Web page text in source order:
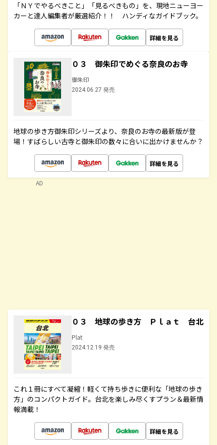
「ＮＹでやるべきこと」「見るべきもの」を、現地ニューヨー
カーと達人編集者が厳選紹介！！ ハンディなガイドブック。
詳細を見る
０３ 御朱印でめぐる奈良のお寺
御朱印
2024.06.27 発売
地球の歩き方御朱印シリーズより、奈良のお寺の最新版が登
場！すばらしい古寺と御朱印の数々に合いに出かけませんか？
詳細を見る
０３ 地球の歩き方 Ｐｌａｔ 台北
Plat
2024.12.19 発売
これ１冊にすべて凝縮！軽くて持ち歩きに便利な「地球の歩き
方」のコンパクトガイド。台北を楽しみ尽くすプラン＆最新情
報満載！
詳細を見る
AD